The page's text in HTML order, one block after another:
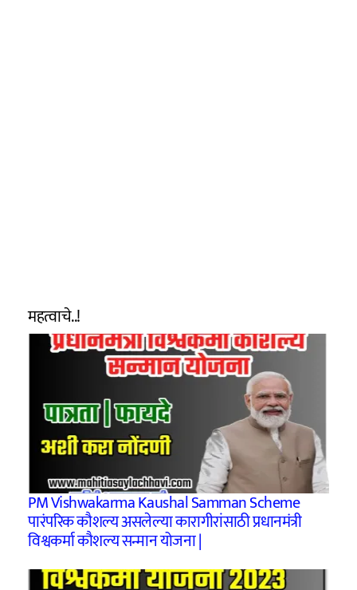
महत्वाचे..!
PM Vishwakarma Kaushal Samman Scheme
पारंपरिक कौशल्य असलेल्या कारागीरांसाठी प्रधानमंत्री
विश्वकर्मा कौशल्य सन्मान योजना |